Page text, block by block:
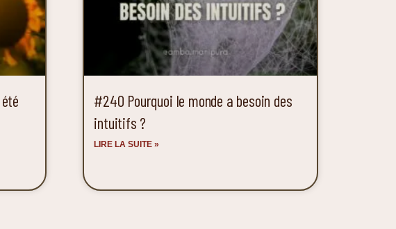
#240 Pourquoi le monde a besoin des
intuitifs ?
LIRE LA SUITE »